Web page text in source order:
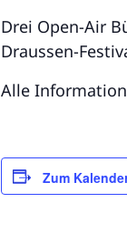
Drei Open-Air
Draussen-
Alle
Zum